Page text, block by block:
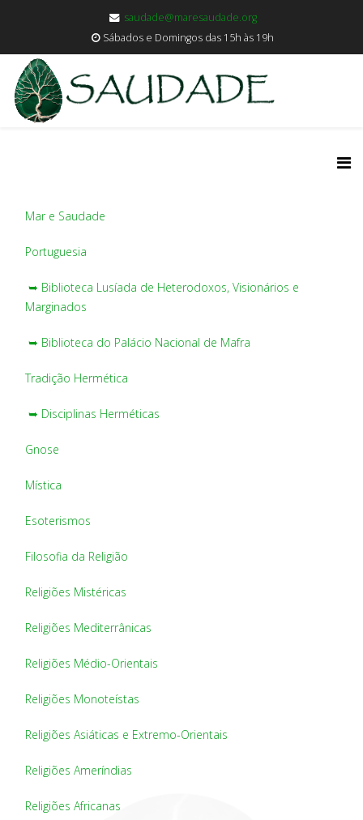
saudade@maresaudade.org
Sábados e Domingos das 15h às 19h
Mar e Saudade
Portuguesia
➥ Biblioteca Lusíada de Heterodoxos, Visionários e
Marginados
➥ Biblioteca do Palácio Nacional de Mafra
Tradição Hermética
➥ Disciplinas Herméticas
Gnose
Mística
Esoterismos
Filosofia da Religião
Religiões Mistéricas
Religiões Mediterrânicas
Religiões Médio-Orientais
Religiões Monoteístas
Religiões Asiáticas e Extremo-Orientais
Religiões Ameríndias
Religiões Africanas